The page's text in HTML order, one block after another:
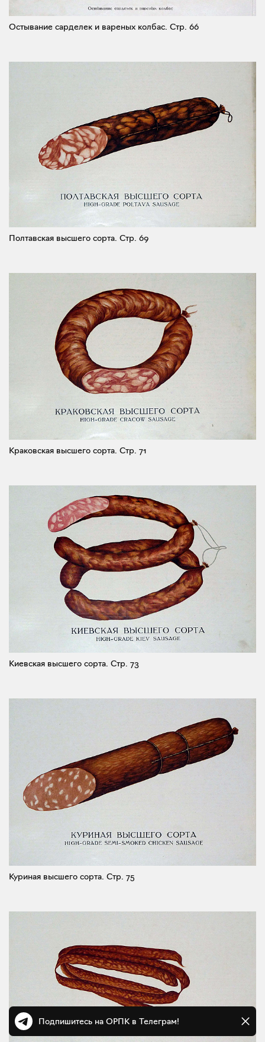
Остывание сарделек и вареных колбас. Стр. 66
Полтавская высшего сорта. Стр. 69
Краковская высшего сорта. Стр. 71
Киевская высшего сорта. Стр. 73
Куриная высшего сорта. Стр. 75
Подпишитесь на ОРПК в Телеграм!